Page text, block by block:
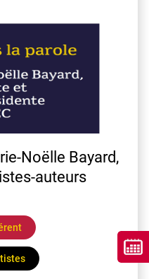
Noëlle Bayard,
auteurs